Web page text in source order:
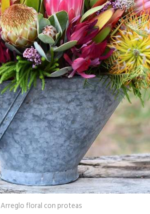
Arreglo floral con proteas